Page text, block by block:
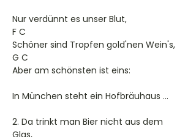
Nur verdünnt es unser Blut,
F C
Schöner sind Tropfen gold'nen Wein's,
G C
Aber am schönsten ist eins:
In München steht ein Hofbräuhaus ...
2. Da trinkt man Bier nicht aus dem
Glas,